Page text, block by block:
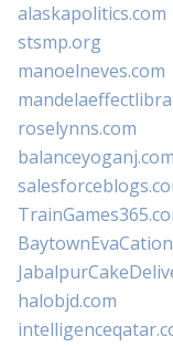
alaskapolitics.com
stsmp.org
manoelneves.com
roselynns.com
balanceyoganj.com
halobjd.com